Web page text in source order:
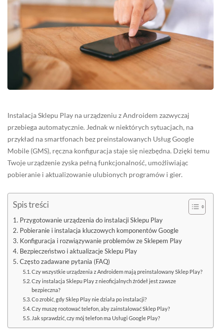
Instalacja Sklepu Play na urządzeniu z Androidem zazwyczaj
przebiega automatycznie. Jednak w niektórych sytuacjach, na
przykład na smartfonach bez preinstalowanych Usług Google
Mobile (GMS), ręczna konfiguracja staje się niezbędna. Dzięki temu
Twoje urządzenie zyska pełną funkcjonalność, umożliwiając
pobieranie i aktualizowanie ulubionych programów i gier.
Spis treści
Przygotowanie urządzenia do instalacji Sklepu Play
Pobieranie i instalacja kluczowych komponentów Google
Konfiguracja i rozwiązywanie problemów ze Sklepem Play
Bezpieczeństwo i aktualizacje Sklepu Play
Często zadawane pytania (FAQ)
Czy wszystkie urządzenia z Androidem mają preinstalowany Sklep Play?
Czy instalacja Sklepu Play z nieoficjalnych źródeł jest zawsze
bezpieczna?
Co zrobić, gdy Sklep Play nie działa po instalacji?
Czy muszę rootować telefon, aby zainstalować Sklep Play?
Jak sprawdzić, czy mój telefon ma Usługi Google Play?